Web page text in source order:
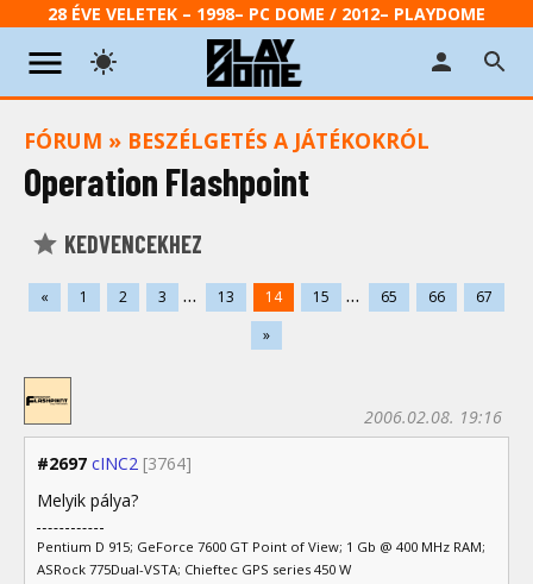
28 ÉVE VELETEK – 1998– PC DOME / 2012– PLAYDOME
FÓRUM » BESZÉLGETÉS A JÁTÉKOKRÓL
Operation Flashpoint
KEDVENCEKHEZ
« 1 2 3 ... 13 14 15 ... 65 66
67
»
#2697 cINC2 [3764]
2006.02.08. 19:16
Melyik pálya?
Pentium D 915; GeForce 7600 GT Point of View; 1 Gb @ 400 MHz RAM;
ASRock 775Dual-VSTA; Chieftec GPS series 450 W